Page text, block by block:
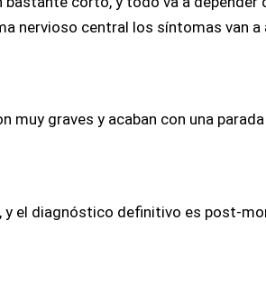
nervioso central los síntomas van a
muy graves y acaban con una
el diagnóstico definitivo es post-